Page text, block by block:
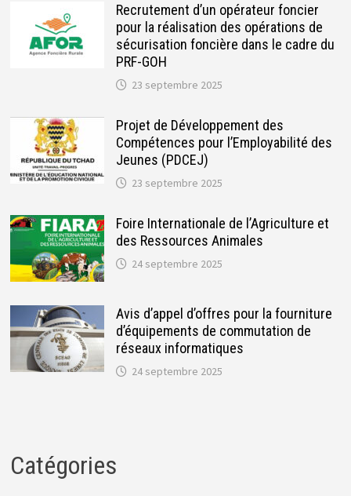
Recrutement d’un opérateur foncier
pour la réalisation des opérations de
sécurisation foncière dans le cadre du
PRF-GOH
23 septembre 2025
Projet de Développement des
Compétences pour l’Employabilité des
Jeunes (PDCEJ)
23 septembre 2025
Foire Internationale de l’Agriculture et
des Ressources Animales
24 septembre 2025
Avis d’appel d’offres pour la fourniture
d’équipements de commutation de
réseaux informatiques
24 septembre 2025
Catégories